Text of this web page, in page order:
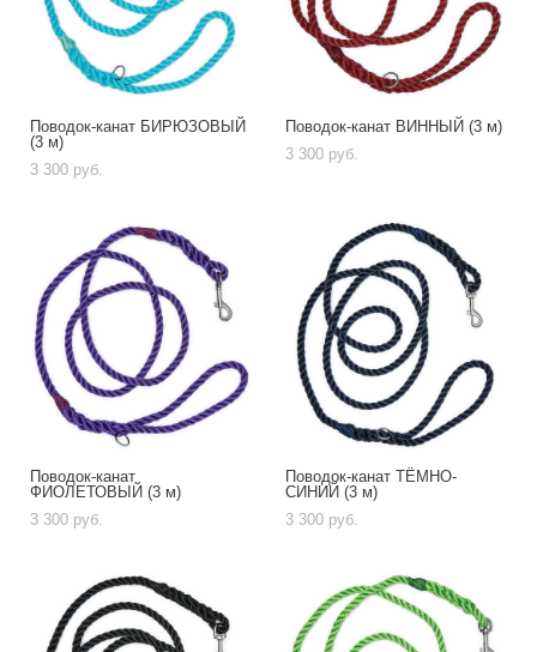
Поводок-канат БИРЮЗОВЫЙ
(3 м)
3 300 pуб.
Поводок-канат ВИННЫЙ (3 м)
3 300 pуб.
Поводок-канат
ФИОЛЕТОВЫЙ (3 м)
3 300 pуб.
Поводок-канат ТЁМНО-
СИНИЙ (3 м)
3 300 pуб.